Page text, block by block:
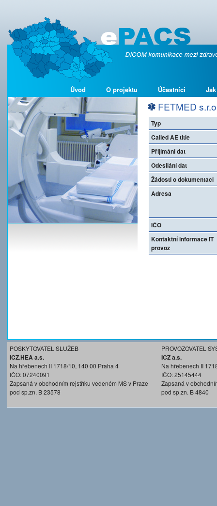
Úvod O projektu Účastníci
FETMED
Typ
Called AE title
Přijímání dat
Odesílání dat
Žádosti o dokumentaci
Adresa
IČO
Kontaktní informace IT
provoz
POSKYTOVATEL SLUŽEB
ICZ.HEA a.s.
Na hřebenech II 1718/10, 140 00 Praha 4
IČO: 07240091
Zapsaná v obchodním rejstříku vedeném MS v Praze
pod sp.zn. B 23578
PROVOZOVATEL
ICZ a.s.
Na hřebenech II
IČO: 25145444
Zapsaná v
pod sp.zn. B 4840